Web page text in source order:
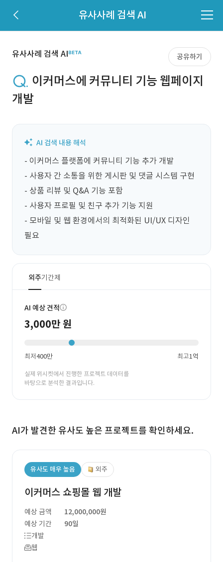
유사사례 검색 AI
유사사례 검색 AI 공유하기
이커머스에 커뮤니티 기능 웹페이지
개발
- 이커머스 플랫폼에 커뮤니티 기능 추가 개발
- 사용자 간 소통을 위한 게시판 및 댓글 시스템 구현
- 상품 리뷰 및 Q&A 기능 포함
- 사용자 프로필 및 친구 추가 기능 지원
- 모바일 및 웹 환경에서의 최적화된 UI/UX 디자인
필요
외주기간제
AI 예상 견적
3,000만 원
최저400만 최고1억
실제 위시켓에서 진행한 프로젝트 데이터를
바탕으로 분석한 결과입니다.
AI가 발견한 유사도 높은 프로젝트를 확인하세요.
유사도 매우 높음 외주
이커머스 쇼핑몰 웹 개발
예상 금액
12,000,000원
예상 기간
90일
개발
웹